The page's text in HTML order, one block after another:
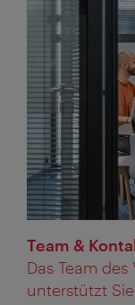
Team &
Das Team
unterstützt